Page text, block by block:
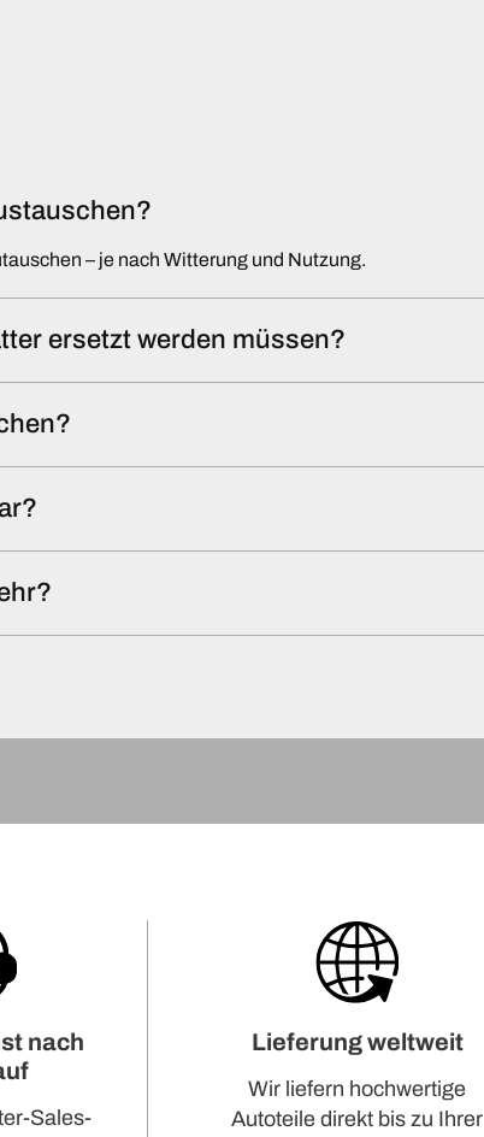
– je nach Witterung und Nutzung.
ersetzt werden müssen?
nach
Sales-
Lieferung weltweit
Wir liefern hochwertige
Autoteile direkt bis zu Ihrer